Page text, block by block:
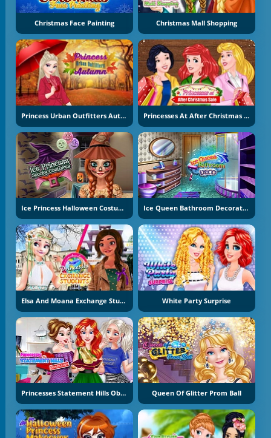
Christmas Face Painting Christmas Mall Shopping
Princess Urban Outfitters Autumn Princesses At After Christmas Sale
Ice Princess Halloween Costumes Ice Queen Bathroom Decoration
Elsa And Moana Exchange Students White Party Surprise
Princesses Statement Hills Obsession Queen Of Glitter Prom Ball